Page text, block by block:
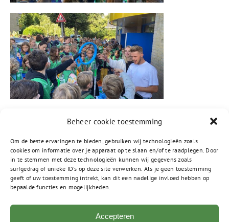
Beheer cookie toestemming
Om de beste ervaringen te bieden, gebruiken wij technologieën zoals
cookies om informatie over je apparaat op te slaan en/of te raadplegen. Door
in te stemmen met deze technologieën kunnen wij gegevens zoals
surfgedrag of unieke ID's op deze site verwerken. Als je geen toestemming
geeft of uw toestemming intrekt, kan dit een nadelige invloed hebben op
bepaalde functies en mogelijkheden.
Accepteren